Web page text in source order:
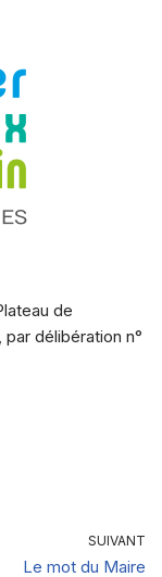
de
par délibération n°
SUIVANT
Le mot du Maire